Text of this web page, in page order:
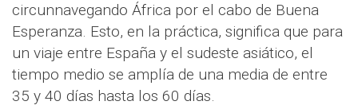
circunnavegando África por el cabo de Buena
Esperanza. Esto, en la práctica, significa que para
un viaje entre España y el sudeste asiático, el
tiempo medio se amplía de una media de entre
35 y 40 días hasta los 60 días.